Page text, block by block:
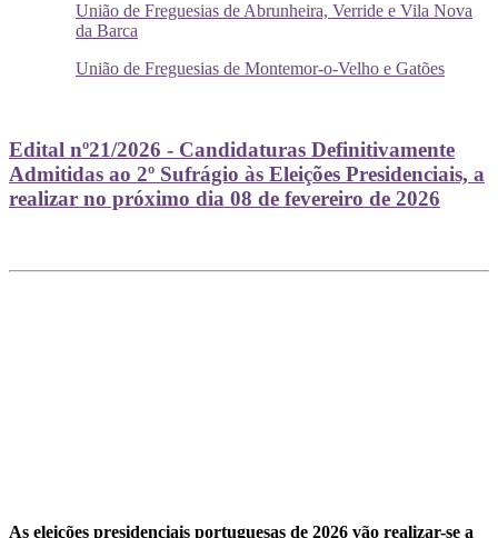
União de Freguesias de Abrunheira, Verride e Vila Nova
da Barca
União de Freguesias de Montemor-o-Velho e Gatões
Edital nº21/2026 - Candidaturas Definitivamente
Admitidas ao 2º Sufrágio às Eleições Presidenciais, a
realizar no próximo dia 08 de fevereiro de 2026
As eleições presidenciais portuguesas de 2026 vão realizar-se a